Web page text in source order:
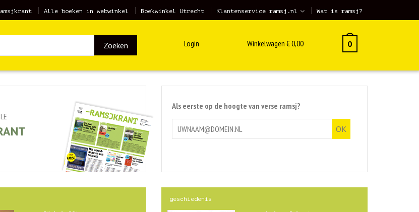
Alle boeken in webwinkel Boekwinkel Utrecht Klantenservice ramsj.nl Wat is ramsj?
Zoeken Login Winkelwagen €0,00 0
Als eerste op de hoogte van verse ramsj?
geschiedenis